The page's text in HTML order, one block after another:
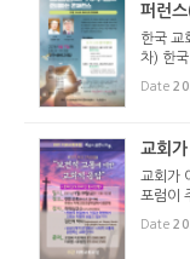
퍼런
한국 교
차) 한
스(3차
회 일
Date
교회
교회가
포럼이
세미나
“보편
Date